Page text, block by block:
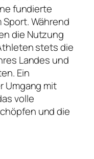
fundierte
Während
die Nutzung
stets die
Landes und
Ein
Umgang mit
volle
und die